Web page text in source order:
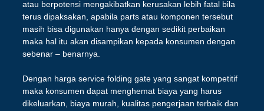
atau berpotensi mengakibatkan kerusakan lebih fatal bila
terus dipaksakan, apabila parts atau komponen tersebut
masih bisa digunakan hanya dengan sedikit perbaikan
maka hal itu akan disampikan kepada konsumen dengan
sebenar – benarnya.
Dengan harga service folding gate yang sangat kompetitif
maka konsumen dapat menghemat biaya yang harus
dikeluarkan, biaya murah, kualitas pengerjaan terbaik dan